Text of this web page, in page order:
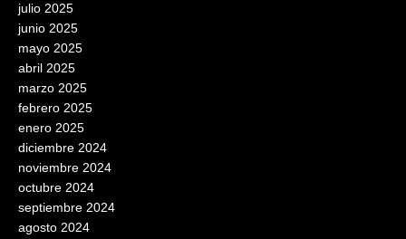
julio 2025
junio 2025
mayo 2025
abril 2025
marzo 2025
febrero 2025
enero 2025
diciembre 2024
noviembre 2024
octubre 2024
septiembre 2024
agosto 2024